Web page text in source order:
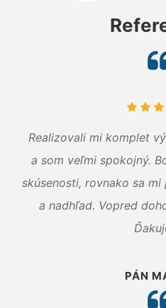
Realizovali mi komplet
a som veľmi spokojný.
skúsenosti, rovnako sa
a nadhľad. Vopred
PÁN